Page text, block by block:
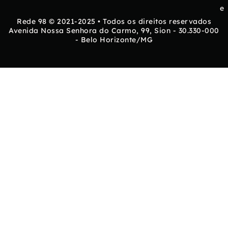
e
Rede 98 © 2021-2025 • Todos os direitos reservados
Avenida Nossa Senhora do Carmo, 99, Sion - 30.330-000
- Belo Horizonte/MG